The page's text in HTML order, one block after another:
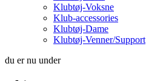
Klubtøj-Voksne
Klub-accessories
Klubtøj-Dame
Klubtøj-Venner/Support
du er nu under